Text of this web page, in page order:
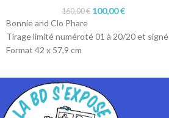
160,00€ 100,00€
Bonnie and Clo Phare
Tirage limité numéroté 01 à 20/20 et signé
Format 42 x 57,9 cm
Impression sur papier 200 gr